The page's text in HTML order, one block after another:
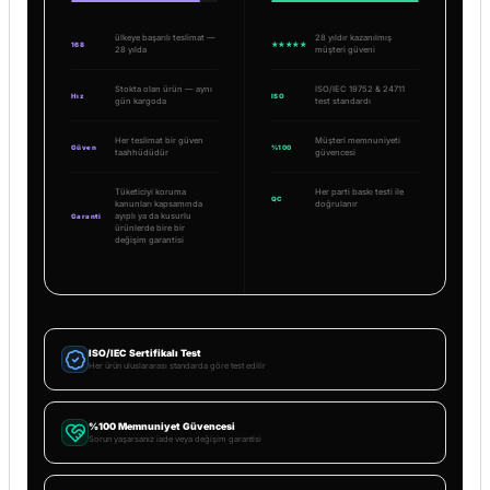
168
ülkeye başarılı teslimat —
28 yılda
Hız
Stokta olan ürün — aynı
gün kargoda
Güven
Her teslimat bir güven
taahhüdüdür
Garanti
Tüketiciyi koruma
kanunları kapsamında
ayıplı ya da kusurlu
ürünlerde bire bir
değişim garantisi
★★★★★
28 yıldır kazanılmış
müşteri güveni
ISO
ISO/IEC 19752 & 24711
test standardı
%100
Müşteri memnuniyeti
güvencesi
QC
Her parti baskı testi ile
doğrulanır
ISO/IEC Sertifikalı Test
Her ürün uluslararası standarda göre test edilir
%100 Memnuniyet Güvencesi
Sorun yaşarsanız iade veya değişim garantisi